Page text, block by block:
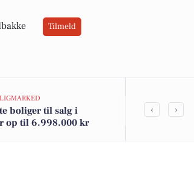
Tilmeld
boliger til salg i
op til 6.998.000 kr
Bliv
‹ ›